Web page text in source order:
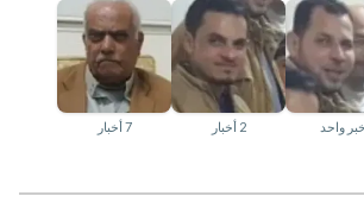
خبر واحد 2 أخبار 7 أخبار